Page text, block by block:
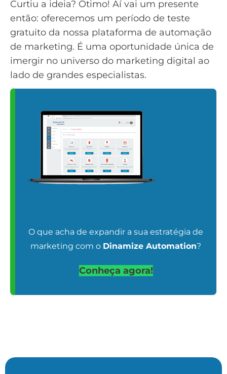
Curtiu a ideia? Ótimo! Aí vai um presente
então: oferecemos um período de teste
gratuito da nossa plataforma de automação
de marketing. É uma oportunidade única de
imergir no universo do marketing digital ao
lado de grandes especialistas.
O que acha de expandir a sua estratégia de
marketing com o Dinamize Automation?
Conheça agora!